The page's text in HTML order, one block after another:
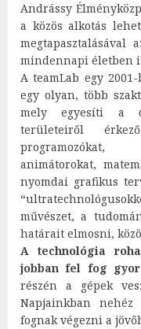
Andrássy
a közös alkotás
megtapasztalásával
mindennapi életben
A teamLab egy
egy olyan, több
mely egyesíti a
területeiről
programozókat,
animátorokat,
nyomdai grafikus
művészet, a
határait elmosni,
A technológia
jobban fel fog
részén a gépek
Napjainkban
fognak végezni a